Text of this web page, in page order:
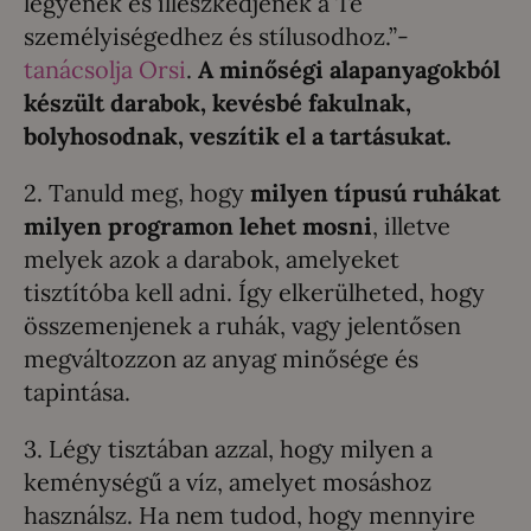
személyiségedhez és stílusodhoz.”-
tanácsolja Orsi. A minőségi alapanyagokból
készült darabok, kevésbé fakulnak,
bolyhosodnak, veszítik el a tartásukat.
2. Tanuld meg, hogy milyen típusú ruhákat
milyen programon lehet mosni, illetve
melyek azok a darabok, amelyeket
tisztítóba kell adni. Így elkerülheted, hogy
összemenjenek a ruhák, vagy jelentősen
megváltozzon az anyag minősége és
tapintása.
3. Légy tisztában azzal, hogy milyen a
keménységű a víz, amelyet mosáshoz
használsz. Ha nem tudod, hogy mennyire